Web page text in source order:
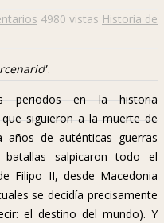
4980 vistas Historia de
”.
periodos en la historia
siguieron a la muerte de
años de auténticas guerras
salpicaron todo el
Filipo II, desde Macedonia
se decidía precisamente
el destino del mundo). Y